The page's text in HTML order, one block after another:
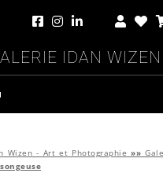
Idan Wizen
Wizen - Art et Photographie »»